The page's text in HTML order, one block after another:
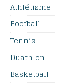
Athlétisme
Football
Tennis
Duathlon
Basketball